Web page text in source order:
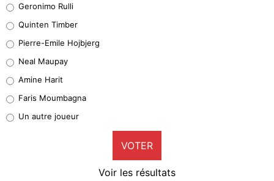
32%
5%
1%
9%
Geronimo Rulli
Quinten Timber
Pierre-Emile Hojbjerg
Neal Maupay
Amine Harit
Faris Moumbagna
Un autre joueur
VOTER
Voir les résultats